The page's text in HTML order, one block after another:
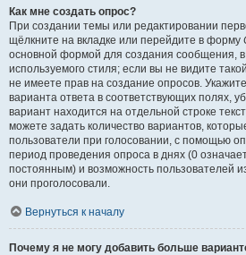
Как мне создать опрос?
При создании темы или редактировании
щёлкните на вкладке или перейдите в форму
основной формой для создания сообщения, в
используемого стиля; если вы не видите
не имеете прав на создание опросов.
варианта ответа в соответствующих полях,
вариант находится на отдельной строке
можете задать количество вариантов,
пользователи при голосовании, с помощью
период проведения опроса в днях (0
постоянным) и возможность пользователей
они проголосовали.
Вернуться к началу
Почему я не могу добавить больше